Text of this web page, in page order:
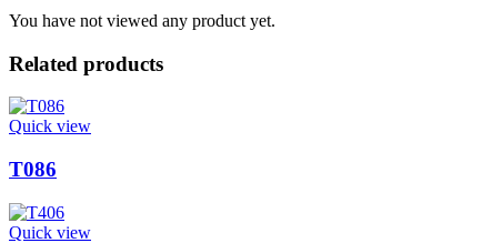
You have not viewed any product yet.
Related products
Quick view
T086
Quick view